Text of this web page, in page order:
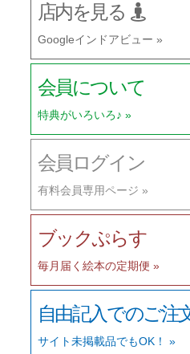
店内を見る
Googleインドアビュー »
会員について
特典がいろいろ♪ »
会員ログイン
有料会員専用ページ »
ブックぷらす
毎月届く絵本の定期便 »
自由記入でのご注
サイト未掲載品でもOK！ »